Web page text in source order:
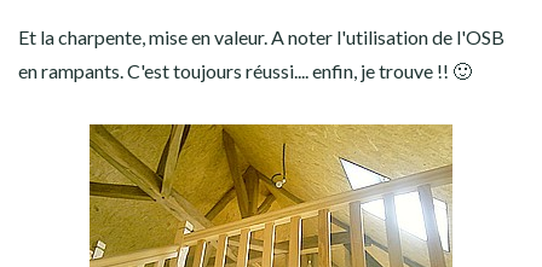
Et la charpente, mise en valeur. A noter l'utilisation de l'OSB
en rampants. C'est toujours réussi.... enfin, je trouve !! 🙂